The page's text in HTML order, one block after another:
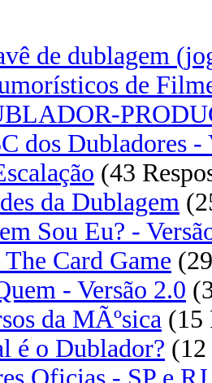
de dublagem
de
dos Dubladores -
(43
da Dublagem
Sou Eu? -
Card Game
- Versão 2.0
da MÃºsica (15
é o Dublador? (12